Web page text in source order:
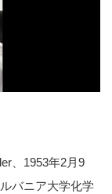
、1953年2月9
バニア大学化学